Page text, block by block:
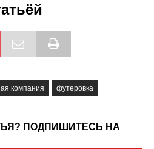
компания футеровка
ПОДПИШИТЕСЬ НА